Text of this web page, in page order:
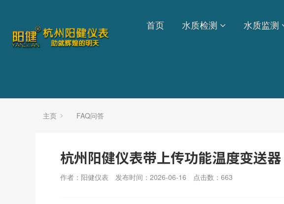
首页 水质检测 水质监测
主页 FAQ问答
杭州阳健仪表带上传功能温度变送器
作者：阳健仪表 发布时间：2026-06-16 点击数： 663